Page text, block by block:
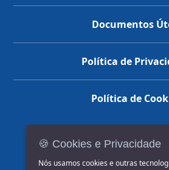
Documentos
Política de
Política de
🍪 Cookies e Privacidade
Nós usamos cookies e outras